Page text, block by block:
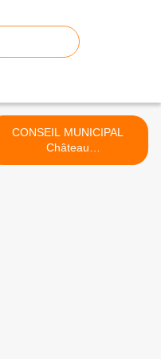
CONSEIL MUNICIPAL
Château
d'Olonne...reporté...LE